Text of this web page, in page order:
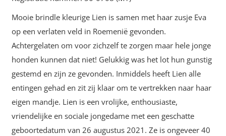
Mooie brindle kleurige Lien is samen met haar zusje Eva
op een verlaten veld in Roemenië gevonden.
Achtergelaten om voor zichzelf te zorgen maar hele jonge
honden kunnen dat niet! Gelukkig was het lot hun gunstig
gestemd en zijn ze gevonden. Inmiddels heeft Lien alle
entingen gehad en zit zij klaar om te vertrekken naar haar
eigen mandje. Lien is een vrolijke, enthousiaste,
vriendelijke en sociale jongedame met een geschatte
geboortedatum van 26 augustus 2021. Ze is ongeveer 40